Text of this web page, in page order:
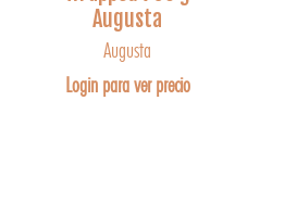
Augusta
Augusta
Login para ver precio